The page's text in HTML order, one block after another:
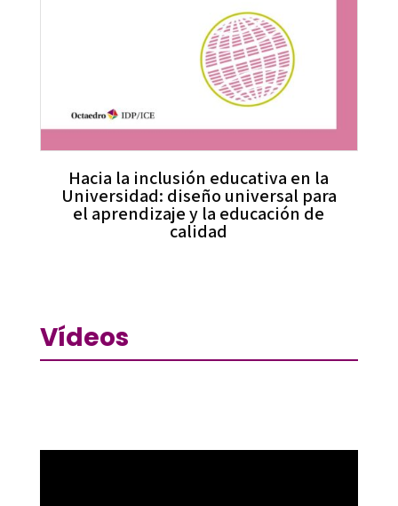
Hacia la inclusión educativa en la
Universidad: diseño universal para
el aprendizaje y la educación de
calidad
Vídeos